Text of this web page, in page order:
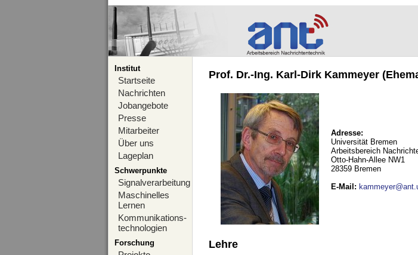
Institut
Startseite
Nachrichten
Jobangebote
Presse
Mitarbeiter
Über uns
Lageplan
Schwerpunkte
Signalverarbeitung
Maschinelles
Lernen
Kommunikations-
technologien
Forschung
Prof. Dr.-Ing. Karl-Dirk Kammeyer
Adresse:
Universität Bremen
Arbeitsbereich
Otto-Hahn-Allee NW1
28359 Bremen
E-Mail :
Lehre